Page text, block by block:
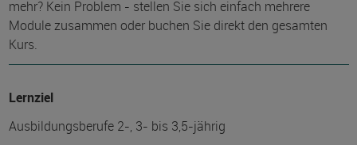
mehr? Kein Problem - stellen Sie sich einfach mehrere
Module zusammen oder buchen Sie direkt den gesamten
Kurs.
Lernziel
Ausbildungsberufe 2-, 3- bis 3,5-jährig